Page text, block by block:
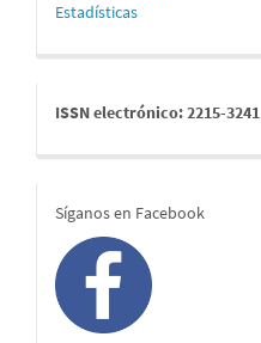
Estadísticas
issn
ISSN electrónico: 2215-3241
redes
Síganos en Facebook